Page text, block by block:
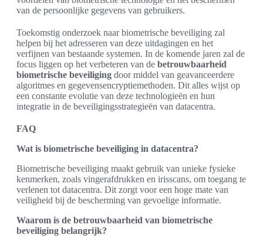
van de persoonlijke gegevens van gebruikers.
Toekomstig onderzoek naar biometrische beveiliging zal
helpen bij het adresseren van deze uitdagingen en het
verfijnen van bestaande systemen. In de komende jaren zal de
focus liggen op het verbeteren van de betrouwbaarheid
biometrische beveiliging door middel van geavanceerdere
algoritmes en gegevensencryptiemethoden. Dit alles wijst op
een constante evolutie van deze technologieën en hun
integratie in de beveiligingsstrategieën van datacentra.
FAQ
Wat is biometrische beveiliging in datacentra?
Biometrische beveiliging maakt gebruik van unieke fysieke
kenmerken, zoals vingerafdrukken en irisscans, om toegang te
verlenen tot datacentra. Dit zorgt voor een hoge mate van
veiligheid bij de bescherming van gevoelige informatie.
Waarom is de betrouwbaarheid van biometrische
beveiliging belangrijk?